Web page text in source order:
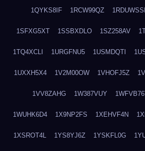
1QYKS8IF 1RCW99QZ
1SFXG5XT 1SSBXDLO 1SZ258AV
1TQ4XCLI 1URGFNU5 1USMDQTI
1UXXH5X4 1V2M00OW 1VHOFJ5Z
1VV8ZAHG 1W387VUY
1WUHK6D4 1X9NP2FS 1XEHVF4N
1XSROT4L 1YS8YJ6Z 1YSKFL0G